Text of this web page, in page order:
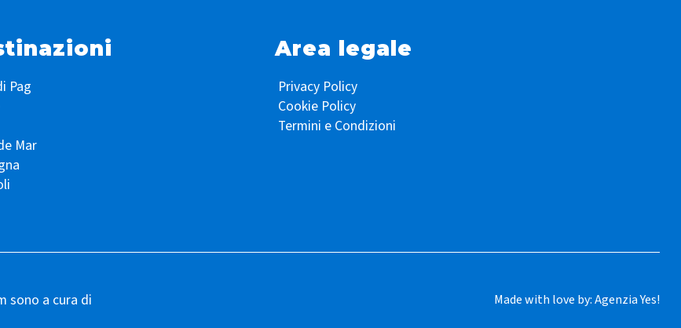
Pag
Mar
Area legale
Privacy Policy
Cookie Policy
Termini e Condizioni
sono a cura di
Made with love by:Agenzia Yes!